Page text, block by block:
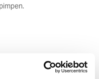
de riem steken?
items uit onze